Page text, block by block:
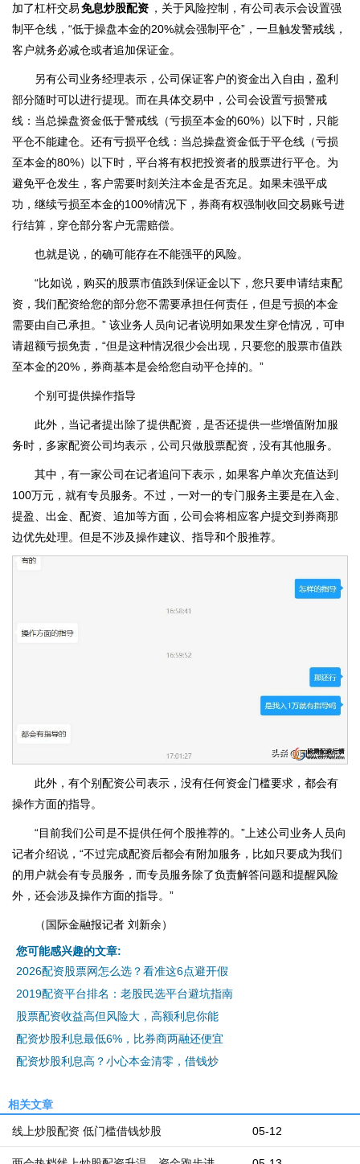
加了杠杆交易免息炒股配资 ，关于风险控制，有公司表示会设置强
制平仓线，“低于操盘本金的20%就会强制平仓”，一旦触发警戒线，
客户就务必减仓或者追加保证金。
另有公司业务经理表示，公司保证客户的资金出入自由，盈利
部分随时可以进行提现。而在具体交易中，公司会设置亏损警戒
线：当总操盘资金低于警戒线（亏损至本金的60%）以下时，只能
平仓不能建仓。还有亏损平仓线：当总操盘资金低于平仓线（亏损
至本金的80%）以下时，平台将有权把投资者的股票进行平仓。为
避免平仓发生，客户需要时刻关注本金是否充足。如果未强平成
功，继续亏损至本金的100%情况下，券商有权强制收回交易账号进
行结算，穿仓部分客户无需赔偿。
也就是说，的确可能存在不能强平的风险。
“比如说，购买的股票市值跌到保证金以下，您只要申请结束配
资，我们配资给您的部分您不需要承担任何责任，但是亏损的本金
需要由自己承担。” 该业务人员向记者说明如果发生穿仓情况，可申
请超额亏损免责，“但是这种情况很少会出现，只要您的股票市值跌
至本金的20%，券商基本是会给您自动平仓掉的。”
个别可提供操作指导
此外，当记者提出除了提供配资，是否还提供一些增值附加服
务时，多家配资公司均表示，公司只做股票配资，没有其他服务。
其中，有一家公司在记者追问下表示，如果客户单次充值达到
100万元，就有专员服务。不过，一对一的专门服务主要是在入金、
提盈、出金、配资、追加等方面，公司会将相应客户提交到券商那
边优先处理。但是不涉及操作建议、指导和个股推荐。
此外，有个别配资公司表示，没有任何资金门槛要求，都会有
操作方面的指导。
“目前我们公司是不提供任何个股推荐的。”上述公司业务人员向
记者介绍说，“不过完成配资后都会有附加服务，比如只要成为我们
的用户就会有专员服务，而专员服务除了负责解答问题和提醒风险
外，还会涉及操作方面的指导。”
（国际金融报记者 刘新余）
您可能感兴趣的文章:
2026配资股票网怎么选？看准这6点避开假
2019配资平台排名：老股民选平台避坑指南
股票配资收益高但风险大，高额利息你能
配资炒股利息最低6%，比券商两融还便宜
配资炒股利息高？小心本金清零，借钱炒
相关文章
05-12
线上炒股配资 低门槛借钱炒股